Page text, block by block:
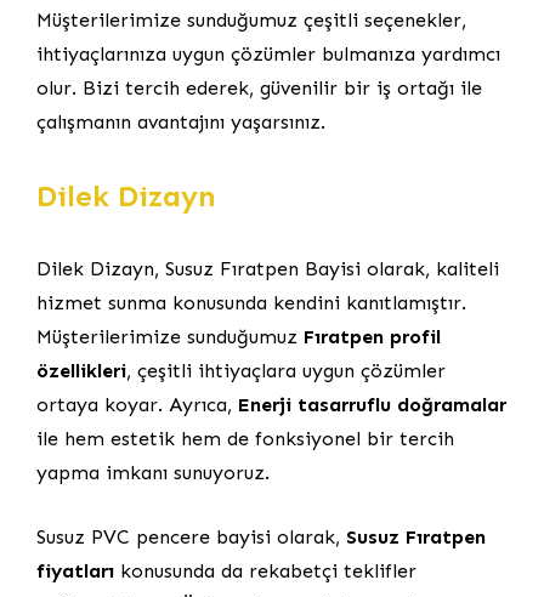
Müşterilerimize sunduğumuz çeşitli seçenekler,
ihtiyaçlarınıza uygun çözümler bulmanıza yardımcı
olur. Bizi tercih ederek, güvenilir bir iş ortağı ile
çalışmanın avantajını yaşarsınız.
Dilek Dizayn
Dilek Dizayn, Susuz Fıratpen Bayisi olarak, kaliteli
hizmet sunma konusunda kendini kanıtlamıştır.
Müşterilerimize sunduğumuz Fıratpen profil
özellikleri, çeşitli ihtiyaçlara uygun çözümler
ortaya koyar. Ayrıca, Enerji tasarruflu doğramalar
ile hem estetik hem de fonksiyonel bir tercih
yapma imkanı sunuyoruz.
Susuz PVC pencere bayisi olarak, Susuz Fıratpen
fiyatları konusunda da rekabetçi teklifler